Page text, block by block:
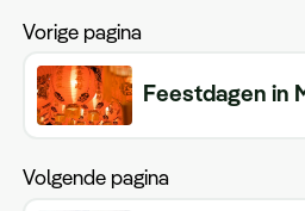
Vorige pagina
Feestdagen in
Volgende pagina